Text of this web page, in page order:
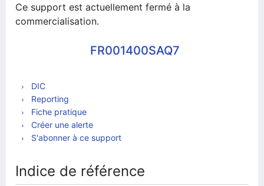
Ce support est actuellement fermé à la
commercialisation.
FR001400SAQ7
DIC
Reporting
Fiche pratique
Créer une alerte
S'abonner à ce support
Indice de référence